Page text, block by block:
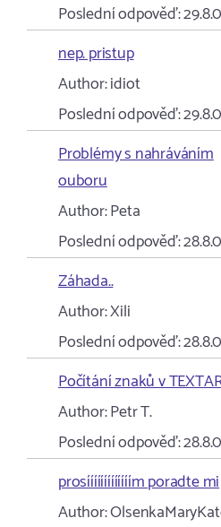
Poslední odpověď:
nep. pristup
Author:idiot
Poslední odpověď:
Problémy s nahráváním
ouboru
Author:Peta
Poslední odpověď:
Záhada..
Author:Xili
Poslední odpověď:
Počítání znaků v
Author:Petr T.
Poslední odpověď:
prosííííííííííííím poradte mi
Author: